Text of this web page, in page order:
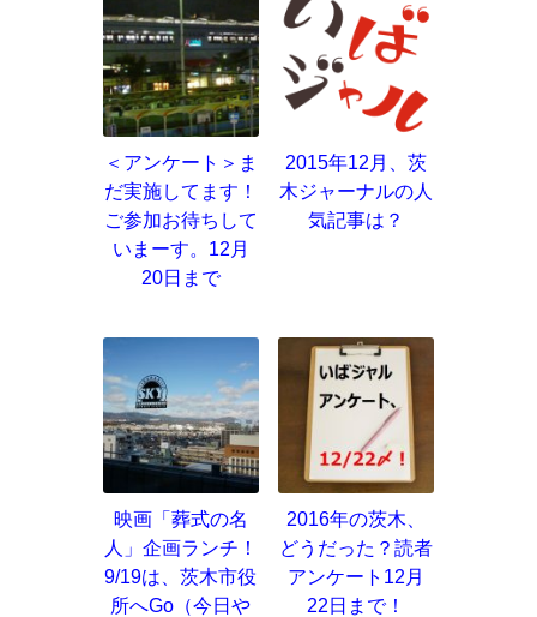
＜アンケート＞ま
だ実施してます！
ご参加お待ちして
いまーす。12月
20日まで
2015年12月、茨
木ジャーナルの人
気記事は？
映画「葬式の名
人」企画ランチ！
9/19は、茨木市役
所へGo（今日や
2016年の茨木、
どうだった？読者
アンケート12月
22日まで！